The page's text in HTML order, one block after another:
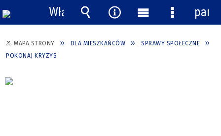
MAPA STRONY DLA MIESZKAŃCÓW
SPRAWY SPOŁECZNE
POKONAJ KRYZYS
Włącz
powiadomienia
Wyszukiwarka
Narzędzia
Menu
główne
Menu
panel